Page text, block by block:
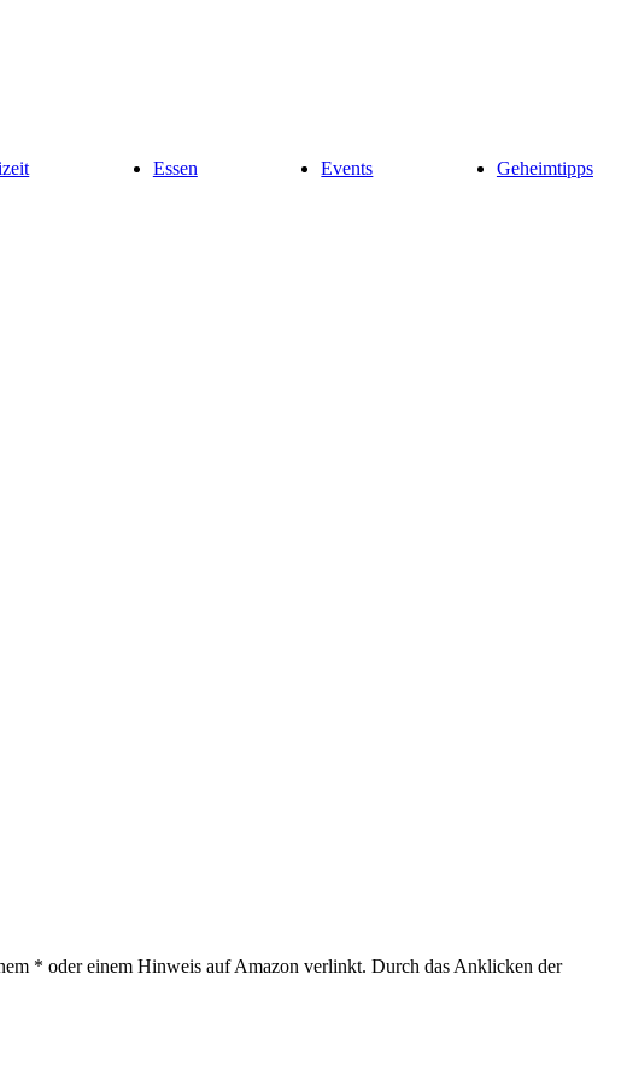
Essen Events
Geheimtipps
* oder einem Hinweis auf Amazon verlinkt. Durch das Anklicken der